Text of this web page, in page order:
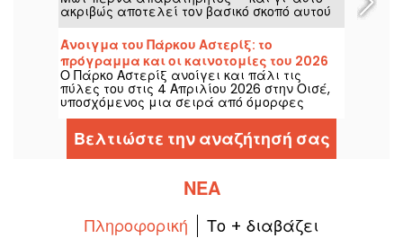
ακριβώς αποτελεί τον βασικό σκοπό αυτού
του πράσινου χώρου: να προσφέρει έναν
τόπο ανάπαυσης, ήρεμο και γαλήνιο.
Άνοιγμα του Πάρκου Αστερίξ: το
πρόγραμμα και οι καινοτομίες του 2026
με τη νέα ζώνη Αίγυπτος
Ο Πάρκο Αστερίξ ανοίγει και πάλι τις
πύλες του στις 4 Απριλίου 2026 στην Οισέ,
υποσχόμενος μια σειρά από όμορφες
εκπλήξεις. Αυτή τη σεζόν, θα δούμε την
ανακαίνιση της περιοχής Αίγυπτος, νέες
περιπέτειες και ένα πλούσιο πρόγραμμα
για ολόκληρη την οικογένεια.
Βελτιώστε την αναζήτησή σας
ΝΈΑ
Πληροφορική Το + διαβάζει